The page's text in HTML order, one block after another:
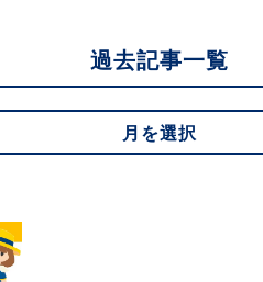
過去記事一覧
月を選択